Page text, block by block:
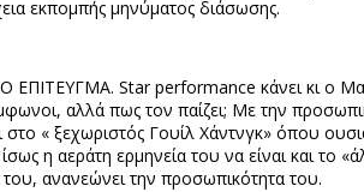
εκπομπής μηνύματος διάσωσης.
ΕΠΙΤΕΥΓΜΑ. Star performance κάνει κι ο
αλλά πως τον παίζει; Με την
στο « ξεχωριστός Γουίλ Χάντνγκ» όπου
η αεράτη ερμηνεία του να είναι και το
ανανεώνει την προσωπικότητα του.